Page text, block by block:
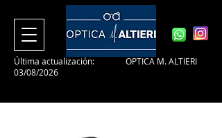
Última actualización:
03/08/2026
OPTICA M. ALTIERI